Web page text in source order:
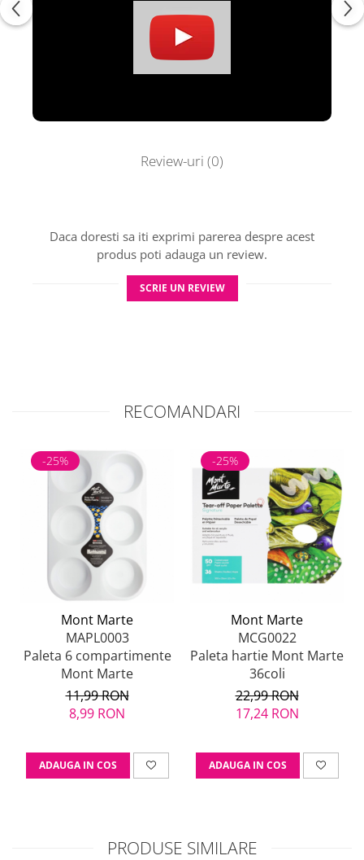
Review-uri (0)
Daca doresti sa iti exprimi parerea despre acest
produs poti adauga un review.
SCRIE UN REVIEW
RECOMANDARI
-25%
Mont Marte
MAPL0003
Paleta 6 compartimente
Mont Marte
11,99 RON
8,99 RON
ADAUGA IN COS
-25%
Mont Marte
MCG0022
Paleta hartie Mont Marte
36coli
22,99 RON
17,24 RON
ADAUGA IN COS
PRODUSE SIMILARE